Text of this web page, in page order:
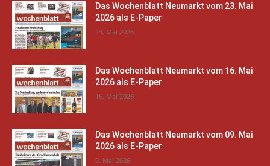
Das Wochenblatt Neumarkt vom 23. Mai
2026 als E-Paper
23. Mai 2026
Das Wochenblatt Neumarkt vom 16. Mai
2026 als E-Paper
16. Mai 2026
Das Wochenblatt Neumarkt vom 09. Mai
2026 als E-Paper
9. Mai 2026